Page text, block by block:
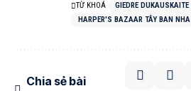
TỪ KHOÁ GIEDRE DUKAUSKAITE
HARPER'S BAZAAR TÂY BAN NHA
Chia sẻ bài